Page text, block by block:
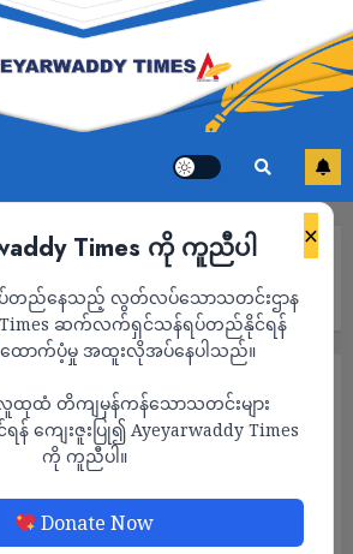
×
Times ကို ကူညီပါ
တည်နေသည့် လွတ်လပ်သောသတင်းဌာန
Times ဆက်လက်ရှင်သန်ရပ်တည်နိုင်ရန်
ာက်ပံ့မှု အထူးလိုအပ်နေပါသည်။
လူထုထံ တိကျမှန်ကန်သောသတင်းများ
ကျေးဇူးပြု၍ Ayeyarwaddy Times
ကို ကူညီပါ။
Donate Now
ကူညီပေးရေးသင်္ဘော ဆိုက်ကပ်
တွင် ကုန်စည်မျိုးစုံ တန်ချိန်
အိန္ဒိယ၏ လူသားစာနာ ကူညီ
ာ ဆိုက်ကပ်
2026